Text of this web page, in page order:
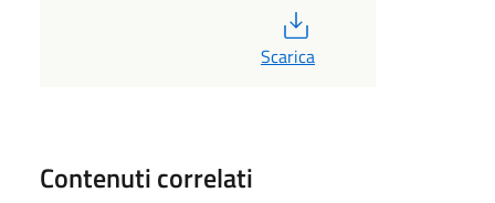
Scarica
Contenuti correlati